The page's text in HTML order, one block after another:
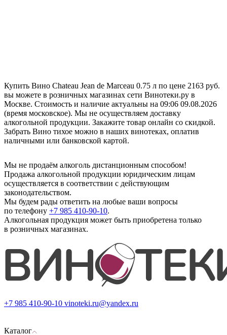
Купить Вино Chateau Jean de Marceau 0.75 л по цене 2163 руб.
вы можете в розничных магазинах сети Винотеки.ру в
Москве. Стоимость и наличие актуальны на 09:06 09.08.2026
(время московское). Мы не осуществляем доставку
алкогольной продукции. Закажите товар онлайн со скидкой.
Забрать Вино тихое можно в наших винотеках, оплатив
наличными или банковской картой.
Мы не продаём алкоголь дистанционным способом!
Продажа алкогольной продукции юридическим лицам
осуществляется в соответствии с действующим
законодательством.
Мы будем рады ответить на любые ваши вопросы
по телефону +7 985 410-90-10.
Алкогольная продукция может быть приобретена только
в розничных магазинах.
+7 985 410-90-10 vinoteki.ru@yandex.ru
Каталог